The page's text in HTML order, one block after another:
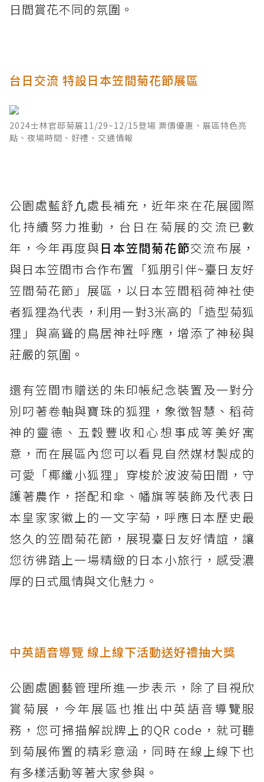
日間賞花不同的氛圍。
台日交流 特設日本笠間菊花節展區
2024士林官邸菊展11/29~12/15登場 票價優惠、展區特色亮
點、夜場時間、好禮、交通情報
公園處藍舒凢處長補充，近年來在花展國際
化持續努力推動，台日在菊展的交流已數
年，今年再度與 日本笠間菊花節交流布展，
與日本笠間市合作布置「狐朋引伴~臺日友好
笠間菊花節」展區，以日本笠間稻荷神社使
者狐狸為代表，利用一對3米高的「造型菊狐
狸」與高聳的鳥居神社呼應，增添了神秘與
莊嚴的氛圍。
還有笠間市贈送的朱印帳紀念裝置及一對分
別叼著卷軸與寶珠的狐狸，象徵智慧、稻荷
神的靈德、五穀豐收和心想事成等美好寓
意，而在展區內您可以看見自然媒材製成的
可愛「椰纖小狐狸」穿梭於波波菊田間，守
護著農作，搭配和傘、幡旗等裝飾及代表日
本皇家家徽上的一文字菊，呼應日本歷史最
悠久的笠間菊花節，展現臺日友好情誼，讓
您彷彿踏上一場精緻的日本小旅行，感受濃
厚的日式風情與文化魅力。
中英語音導覽 線上線下活動送好禮抽大獎
公園處園藝管理所進一步表示，除了目視欣
賞菊展，今年展區也推出中英語音導覽服
務，您可掃描解說牌上的QR code，就可聽
到菊展佈置的精彩意涵，同時在線上線下也
有多樣活動等著大家參與。